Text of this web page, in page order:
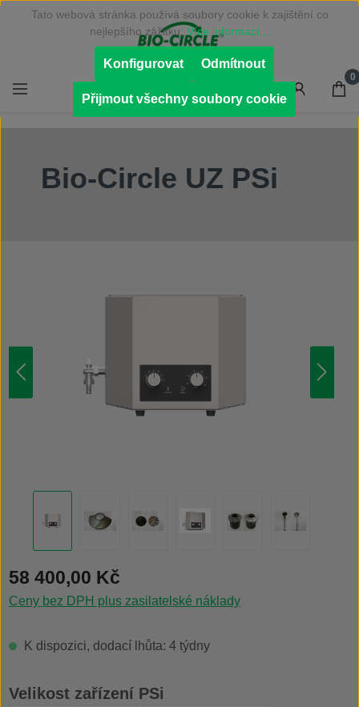
Přejít na hlavní obsah
0
Bio-Circle UZ PSi
Běžná cena:
58 400,00 Kč
Ceny bez DPH plus zasilatelské náklady
K dispozici, dodací lhůta: 4 týdny
Vyberte
Velikost zařízení PSi
Tato webová stránka používá soubory cookie k zajištění co
nejlepšího zážitku. Více informací...
Odmítnout
Konfigurovat
Přijmout všechny soubory cookie